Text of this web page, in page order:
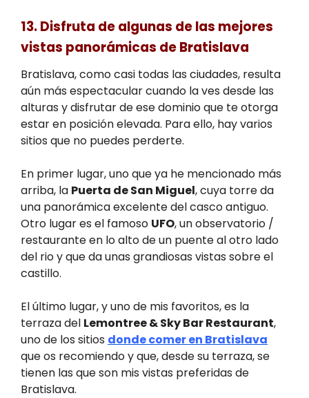
13. Disfruta de algunas de las mejores
vistas panorámicas de Bratislava
Bratislava, como casi todas las ciudades, resulta
aún más espectacular cuando la ves desde las
alturas y disfrutar de ese dominio que te otorga
estar en posición elevada. Para ello, hay varios
sitios que no puedes perderte.
En primer lugar, uno que ya he mencionado más
arriba, la Puerta de San Miguel, cuya torre da
una panorámica excelente del casco antiguo.
Otro lugar es el famoso UFO, un observatorio /
restaurante en lo alto de un puente al otro lado
del rio y que da unas grandiosas vistas sobre el
castillo.
El último lugar, y uno de mis favoritos, es la
terraza del Lemontree & Sky Bar Restaurant,
uno de los sitios donde comer en Bratislava
que os recomiendo y que, desde su terraza, se
tienen las que son mis vistas preferidas de
Bratislava.